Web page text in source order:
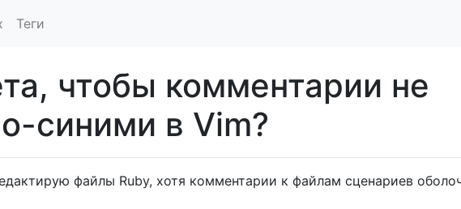
Теги
чтобы комментарии не
синими в Vim?
файлы Ruby, хотя комментарии к файлам сценариев